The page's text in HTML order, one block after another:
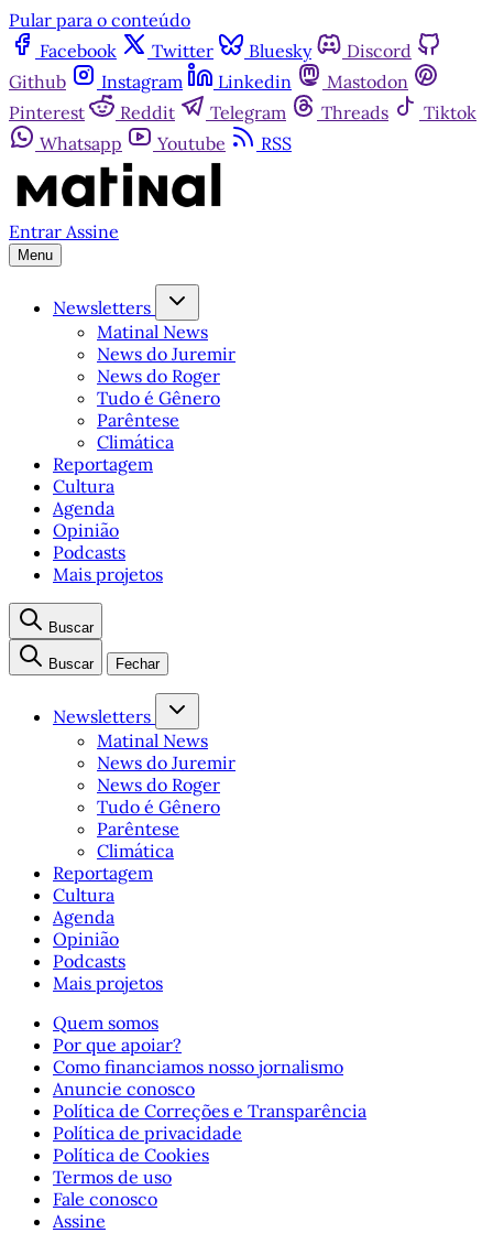
Pular para o conteúdo
Facebook
Twitter Bluesky
Discord
Github
Instagram Linkedin
Mastodon
Pinterest
Reddit Telegram Threads
Tiktok
Whatsapp
Youtube RSS
Entrar Assine
Menu
Newsletters
Matinal News
News do Juremir
News do Roger
Tudo é Gênero
Parêntese
Climática
Reportagem
Cultura
Agenda
Opinião
Podcasts
Mais projetos
Buscar
Buscar Fechar
Newsletters
Matinal News
News do Juremir
News do Roger
Tudo é Gênero
Parêntese
Climática
Reportagem
Cultura
Agenda
Opinião
Podcasts
Mais projetos
Quem somos
Por que apoiar?
Como financiamos nosso jornalismo
Anuncie conosco
Política de Correções e Transparência
Política de privacidade
Política de Cookies
Termos de uso
Fale conosco
Assine